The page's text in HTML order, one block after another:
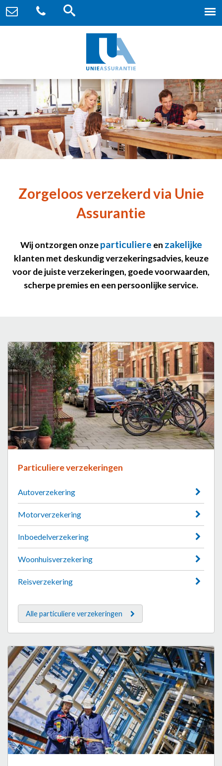
Zorgeloos verzekerd via Unie
Assurantie
Wij ontzorgen onzeparticuliere en zakelijke
klanten met deskundig verzekeringsadvies, keuze
voor de juiste verzekeringen, goede voorwaarden,
scherpe premies en een persoonlijke service.
Particuliere verzekeringen
Autoverzekering
Motorverzekering
Inboedelverzekering
Woonhuisverzekering
Reisverzekering
Alle particuliere verzekeringen